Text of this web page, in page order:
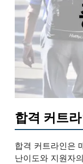
합격 커트
합격 커트라인은
난이도와 지원자